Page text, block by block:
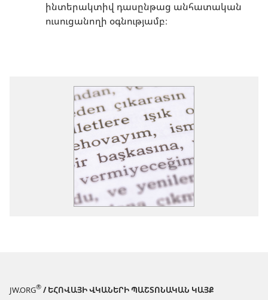
ինտերակտիվ դասընթաց անհատական
ուսուցանողի օգնությամբ։
JW.ORG® / ԵՀՈՎԱՅԻ ՎԿԱՆԵՐԻ ՊԱՇՏՈՆԱԿԱՆ ԿԱՅՔ